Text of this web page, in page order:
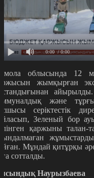
0:00 / 0:00
облысында 12
жымқырған
және
серіктестік
Зеленый бор
қаржыны талан-
Мұндай қитұрқы
сотталды.
Наурызбаева